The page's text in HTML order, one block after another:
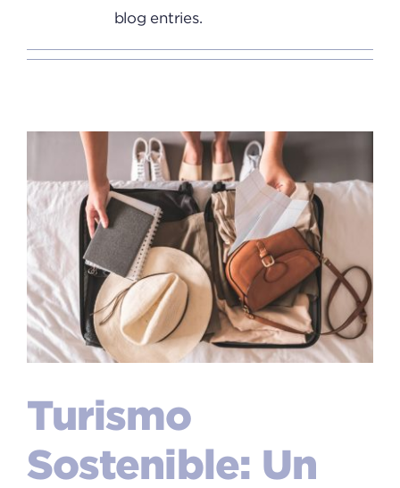
blog entries.
Turismo
Sostenible: Un